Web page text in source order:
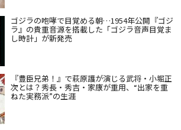
ゴジラの咆哮で目覚める朝…1954年公開『ゴジ
ラ』の貴重音源を搭載した「ゴジラ音声目覚ま
し時計」が新発売
『豊臣兄弟！』で萩原護が演じる武将・小堀正
次とは？秀長・秀吉・家康が重用、“出家を重
ねた実務派”の生涯